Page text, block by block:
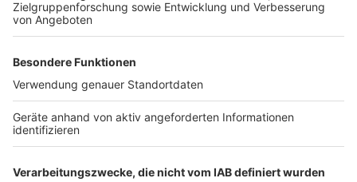
(Kölnstraße 19), Das Brühler Buchhaus Eule
(Kölnstraße 27), Fahrrad Galerie (Kölnstraße 69-71),
KODi (Markt 16), Douglas (Uhlstraße 4-6), FetteBeute
– Unverpackt (Uhlstraße 36-40), Hingucker (Uhlstraße
67), Die Buchhandlung Karola Brockmann (Uhlstraße
82), sowie Rewe Center, H&M, C&A, Deichmann,
McPaper und be U. Manufakturen aus der Giesler
Galerie (Uhlstraße 100).